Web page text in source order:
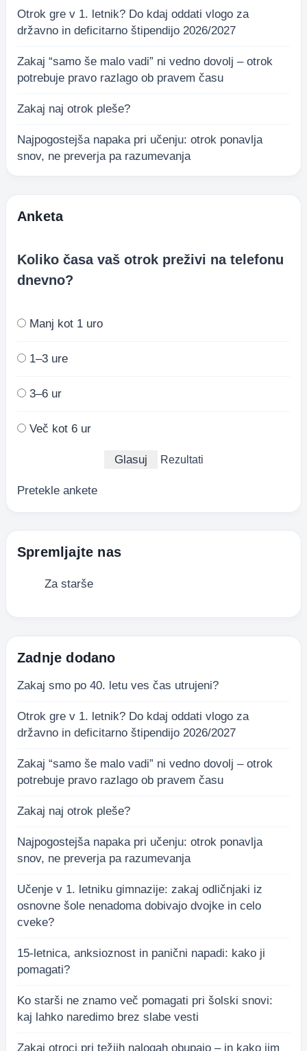
Otrok gre v 1. letnik? Do kdaj oddati vlogo za
državno in deficitarno štipendijo 2026/2027
Zakaj “samo še malo vadi” ni vedno dovolj – otrok
potrebuje pravo razlago ob pravem času
Zakaj naj otrok pleše?
Najpogostejša napaka pri učenju: otrok ponavlja
snov, ne preverja pa razumevanja
Anketa
Koliko časa vaš otrok preživi na telefonu
dnevno?
Manj kot 1 uro
1–3 ure
3–6 ur
Več kot 6 ur
Rezultati
Pretekle ankete
Spremljajte nas
Za starše
Zadnje dodano
Zakaj smo po 40. letu ves čas utrujeni?
Otrok gre v 1. letnik? Do kdaj oddati vlogo za
državno in deficitarno štipendijo 2026/2027
Zakaj “samo še malo vadi” ni vedno dovolj – otrok
potrebuje pravo razlago ob pravem času
Zakaj naj otrok pleše?
Najpogostejša napaka pri učenju: otrok ponavlja
snov, ne preverja pa razumevanja
Učenje v 1. letniku gimnazije: zakaj odličnjaki iz
osnovne šole nenadoma dobivajo dvojke in celo
cveke?
15-letnica, anksioznost in panični napadi: kako ji
pomagati?
Ko starši ne znamo več pomagati pri šolski snovi:
kaj lahko naredimo brez slabe vesti
Zakaj otroci pri težjih nalogah obupajo – in kako jim